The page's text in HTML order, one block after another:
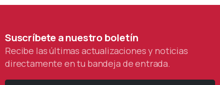
Suscríbeteanuestro boletín
Recibe las últimas actualizaciones y noticias
directamente en tu bandeja de entrada.